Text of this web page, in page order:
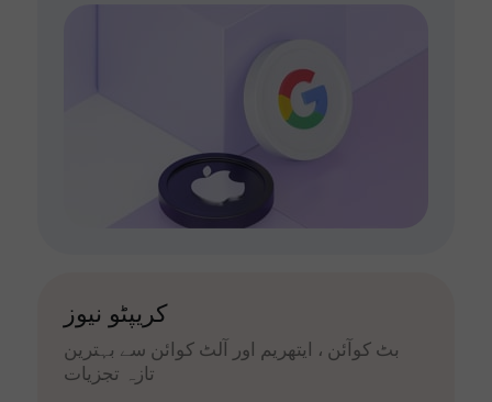
کریپٹو نیوز
بٹ کوآئن ، ایتھریم اور آلٹ کوائن سے بہترین
تازہ تجزیات